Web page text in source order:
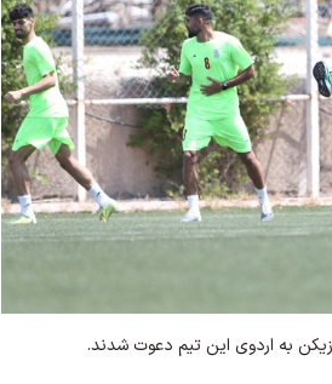
به اردوی این تیم دعوت شدند.